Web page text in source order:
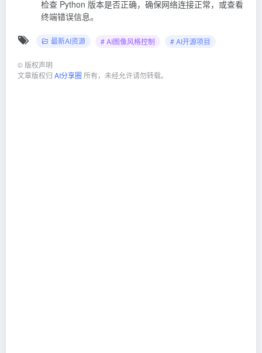
检查 Python 版本是否正确，确保网络连接正常，或查看
终端错误信息。
最新AI资源 # AI图像风格控制 # AI开源项目
© 版权声明
文章版权归 AI分享圈 所有，未经允许请勿转载。